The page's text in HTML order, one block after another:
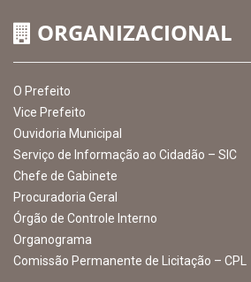
ORGANIZACIONAL
O Prefeito
Vice Prefeito
Ouvidoria Municipal
Serviço de Informação ao Cidadão – SIC
Chefe de Gabinete
Procuradoria Geral
Órgão de Controle Interno
Organograma
Comissão Permanente de Licitação – CPL